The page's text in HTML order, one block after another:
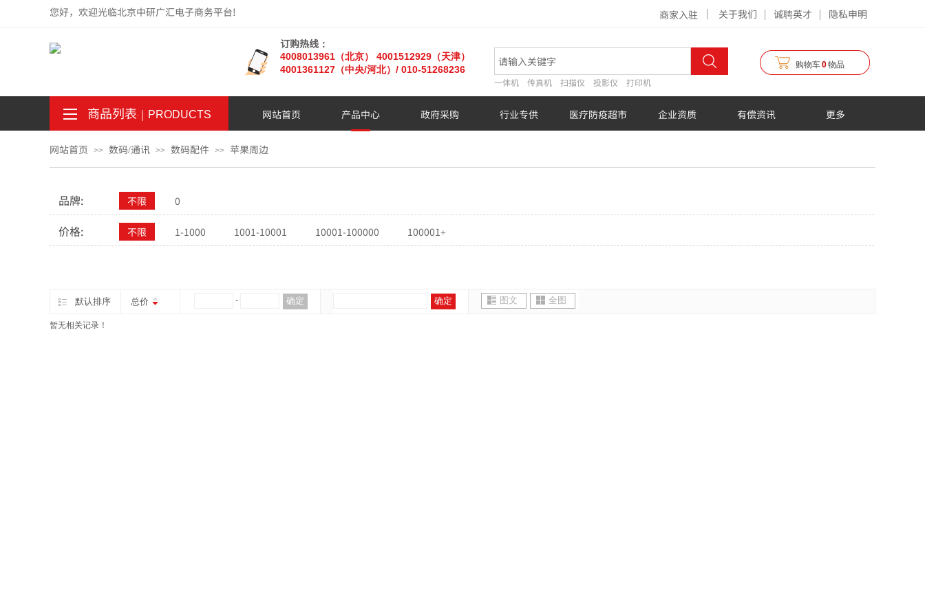
订购热线：
4008013961（北京） 4001512929（天津）
4001361127 （中央/河北） / 010-51268236
一体机 传真机 扫描仪 投影仪 打印机
关于我们 诚聘英才 隐私申明
您好，欢迎光临北京中研广汇电子商务平台!
购物车0物品
商家入驻
商品列表｜ PRODUCTS
.
。 网站首页 产品中心 政府采购 行业专供 医疗防疫超市 企业资质 有偿资讯 更多
网站首页 >> 数码/通讯 >> 数码配件 >> 苹果周边
品牌: 不限 0
价格: 不限 1-1000 1001-10001 10001-100000 100001+
默认排序 总价 - 确定 确定 图文 全图
暂无相关记录！